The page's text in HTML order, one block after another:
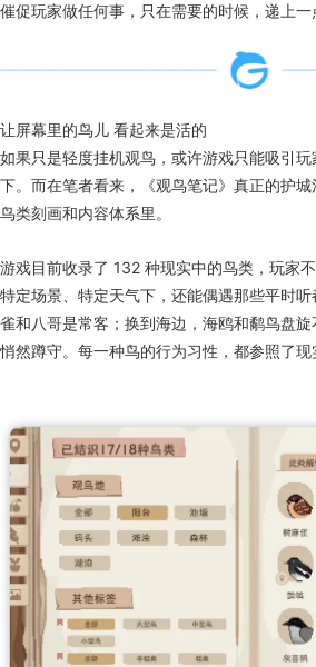
催促玩家做任何事，只在需要的时候，递上一
让屏幕里的鸟儿 看起来是活的
如果只是轻度挂机观鸟，或许游戏只能吸引
下。而在笔者看来，《观鸟笔记》真正的护
鸟类刻画和内容体系里。
游戏目前收录了 132 种现实中的鸟类，玩家
特定场景、特定天气下，还能偶遇那些平时
雀和八哥是常客；换到海边，海鸥和鹬鸟盘
悄然蹲守。每一种鸟的行为习性，都参照了现